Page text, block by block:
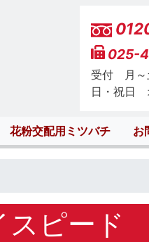
025-
受付 月
日・祝日
花粉交配用ミツバチ お
ピード